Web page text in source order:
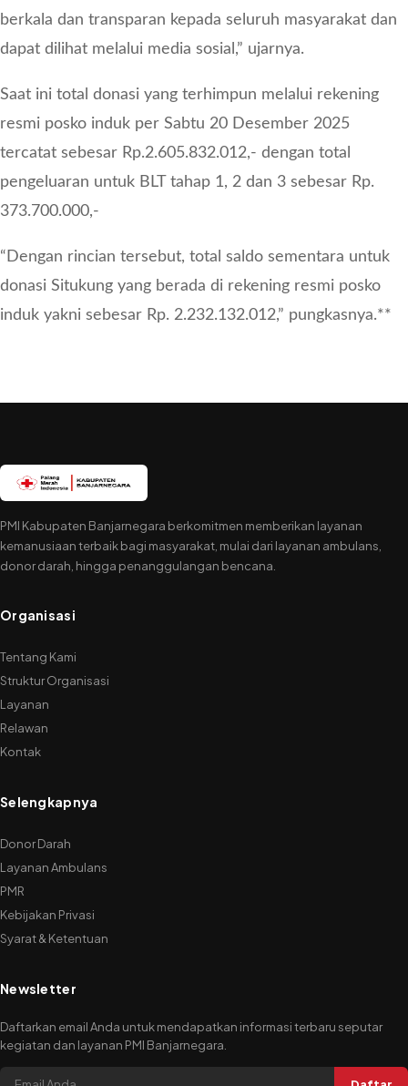
berkala dan transparan kepada seluruh masyarakat dan
dapat dilihat melalui media sosial,” ujarnya.
Saat ini total donasi yang terhimpun melalui rekening
resmi posko induk per Sabtu 20 Desember 2025
tercatat sebesar Rp.2.605.832.012,- dengan total
pengeluaran untuk BLT tahap 1, 2 dan 3 sebesar Rp.
373.700.000,-
“Dengan rincian tersebut, total saldo sementara untuk
donasi Situkung yang berada di rekening resmi posko
induk yakni sebesar Rp. 2.232.132.012,” pungkasnya.**
PMI Kabupaten Banjarnegara berkomitmen memberikan layanan
kemanusiaan terbaik bagi masyarakat, mulai dari layanan ambulans,
donor darah, hingga penanggulangan bencana.
Organisasi
Tentang Kami
Struktur Organisasi
Layanan
Relawan
Kontak
Selengkapnya
Donor Darah
Layanan Ambulans
PMR
Kebijakan Privasi
Syarat & Ketentuan
Newsletter
Daftarkan email Anda untuk mendapatkan informasi terbaru seputar
kegiatan dan layanan PMI Banjarnegara.